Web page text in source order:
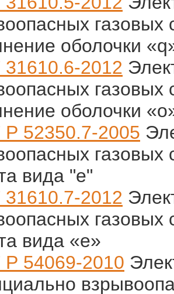
газовых
оболочки
2012
оболочки
52350.7-2005
вида "е"
2012
вида «е»
54069-2010